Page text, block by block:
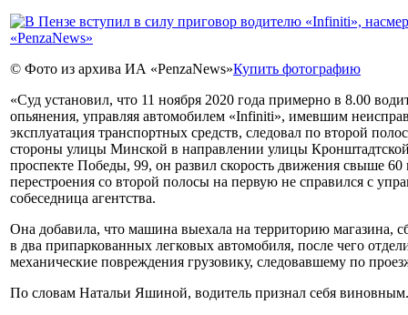
© Фото из архива ИА «PenzaNews»Купить фотографию
«Суд установил, что 11 ноября 2020 года примерно в 8.00
опьянения, управляя автомобилем «Infiniti», имевшим
эксплуатация транспортных средств, следовал по второй
стороны улицы Минской в направлении улицы
проспекте Победы, 99, он развил скорость движения свыше
перестроения со второй полосы на первую не справился с
собеседница агентства.
Она добавила, что машина выехала на территорию магазина,
в два припаркованных легковых автомобиля, после чего
механические повреждения грузовику, следовавшему по
По словам Натальи Яшиной, водитель признал себя виновным.